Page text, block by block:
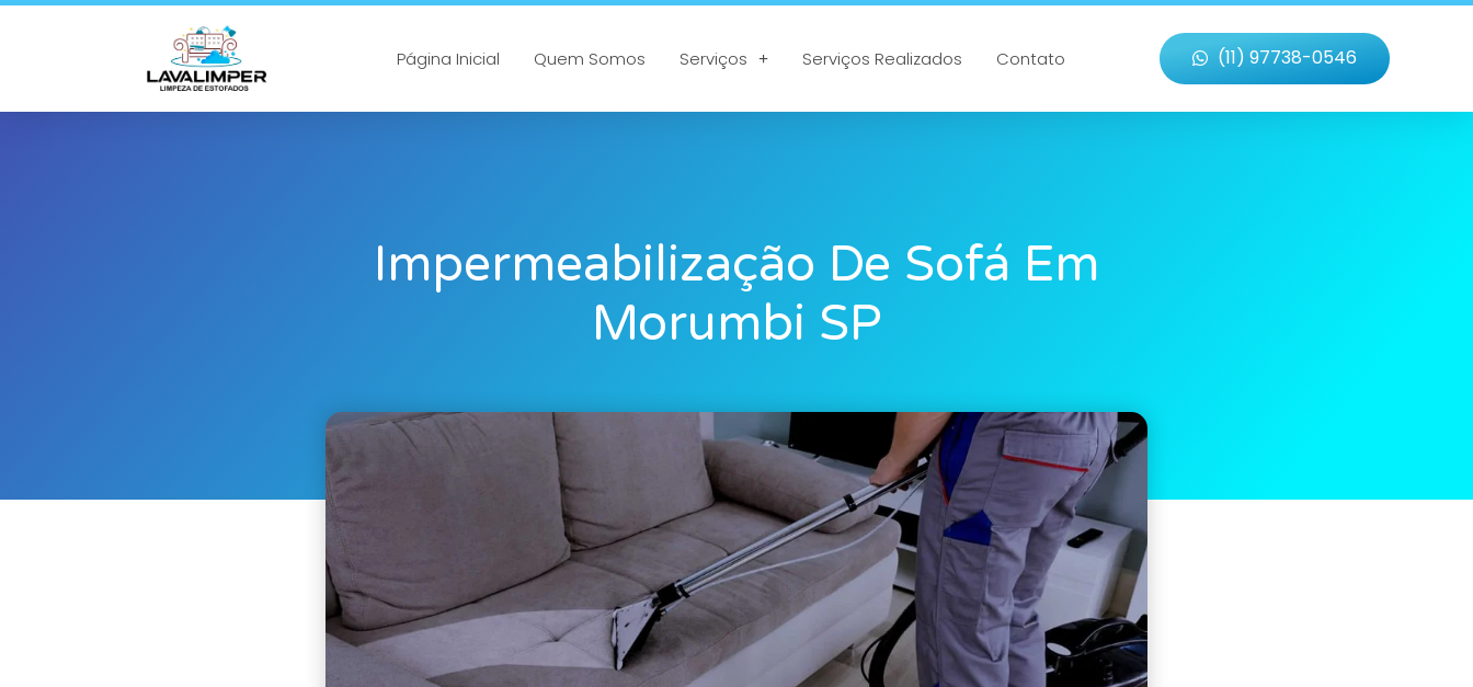
Página Inicial Quem Somos Serviços Serviços Realizados Contato (11) 97738-0546
Impermeabilização De Sofá Em
Morumbi SP